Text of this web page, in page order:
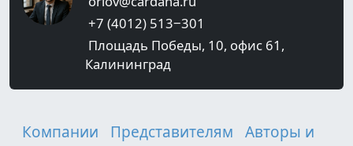
+7 (4012) 513‒301
Площадь Победы, 10, офис 61,
Калининград
Компании Представителям
Авторы и